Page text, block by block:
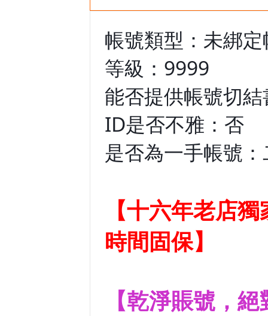
帳號類型：未綁
等級：9999
能否提供帳號切
ID是否不雅：否
是否為一手帳號
【十六年老店
時間固保】
【乾淨賬號，